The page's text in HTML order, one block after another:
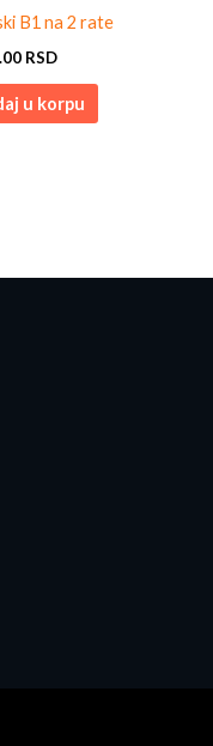
B1 na 2 rate
RSD
u korpu